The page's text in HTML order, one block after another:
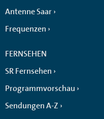
Antenne Saar
Frequenzen
FERNSEHEN
SR Fernsehen
Programmvorschau
Sendungen A-Z